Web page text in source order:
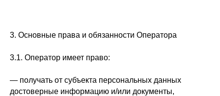
3. Основные права и обязанности Оператора
3.1. Оператор имеет право:
— получать от субъекта персональных данных
достоверные информацию и/или документы,